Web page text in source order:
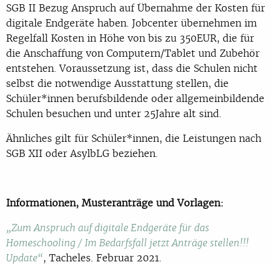
SGB II Bezug Anspruch auf Übernahme der Kosten für
digitale Endgeräte haben. Jobcenter übernehmen im
Regelfall Kosten in Höhe von bis zu 350EUR, die für
die Anschaffung von Computern/Tablet und Zubehör
entstehen. Voraussetzung ist, dass die Schulen nicht
selbst die notwendige Ausstattung stellen, die
Schüler*innen berufsbildende oder allgemeinbildende
Schulen besuchen und unter 25Jahre alt sind.
Ähnliches gilt für Schüler*innen, die Leistungen nach
SGB XII oder AsylbLG beziehen.
Informationen, Musteranträge und Vorlagen:
„Zum Anspruch auf digitale Endgeräte für das
Homeschooling / Im Bedarfsfall jetzt Anträge stellen!!!
Update“, Tacheles. Februar 2021.